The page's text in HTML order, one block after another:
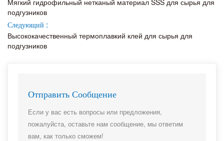
подгузников
Следующий :
Высококачественный термоплавкий клей для сырья для
подгузников
Отправить Сообщение
Если у вас есть вопросы или предложения,
пожалуйста, оставьте нам сообщение, мы ответим
вам, как только сможем!